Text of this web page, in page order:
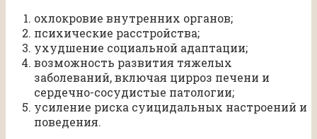
охлокровие внутренних органов;
психические расстройства;
ухудшение социальной адаптации;
возможность развития тяжелых
заболеваний, включая цирроз печени и
сердечно-сосудистые патологии;
усиление риска суицидальных настроений и
поведения.